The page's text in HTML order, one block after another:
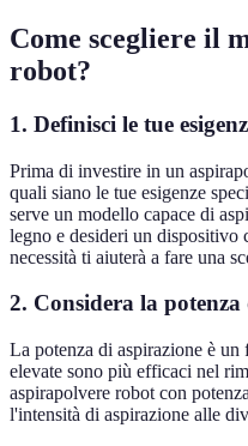
Come scegliere il
robot?
1. Definisci le tue
Prima di investire in un
quali siano le tue esigenze
serve un modello capace di
legno e desideri un dispositivo
necessità ti aiuterà a fare una
2. Considera la
La potenza di aspirazione è
elevate sono più efficaci nel
aspirapolvere robot con
l'intensità di aspirazione alle